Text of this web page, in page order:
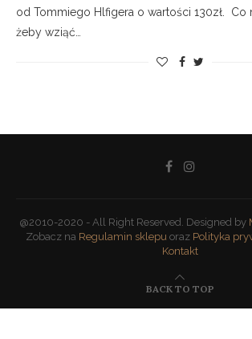
od Tommiego Hlfigera o wartości 130zł. Co
żeby wziąć…
@2010-2020 - All Right Reserved. Designed by
Zobacz na Regulamin sklepuoraz Polityka
Kontakt
BACK TO TOP